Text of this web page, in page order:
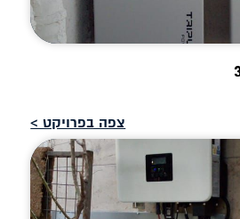
צפה בפרויקט >